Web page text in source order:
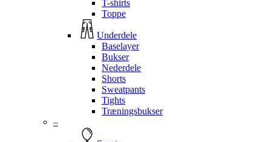
T-shirts
Toppe
Underdele
Baselayer
Bukser
Nederdele
Shorts
Sweatpants
Tights
Træningsbukser
–